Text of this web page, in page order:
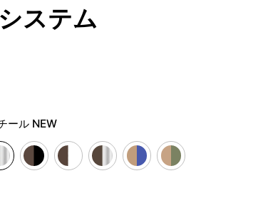
ステム
ール NEW